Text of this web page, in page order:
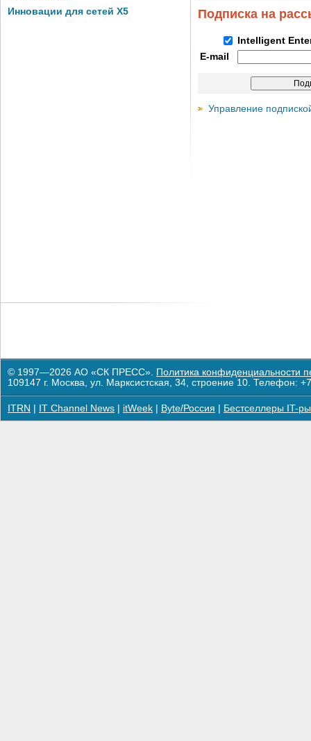
Инновации для сетей X5
Подписка на
Intelligent
E-mail
Управление
© 1997—2026 АО «СК ПРЕСС». Политика конфиденциальности
109147 г. Москва, ул. Марксистская, 34, строение 10. Телефон:
ITRN IT Channel News itWeek Byte/Россия Бестселлеры IT-